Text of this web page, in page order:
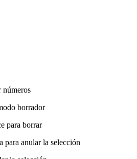
números
borrador
para borrar
para anular la selección